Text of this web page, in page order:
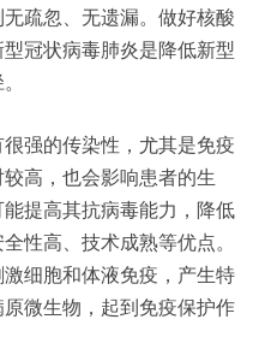
疏忽、无遗漏。做好核酸
冠状病毒肺炎是降低新型
强的传染性，尤其是免疫
高，也会影响患者的生
提高其抗病毒能力，降低
性高、技术成熟等优点。
细胞和体液免疫，产生特
微生物，起到免疫保护作